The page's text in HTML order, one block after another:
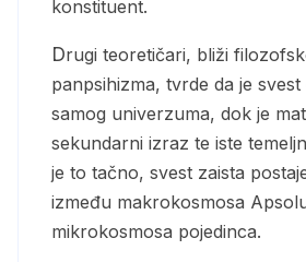
konstituent.
Drugi teoretičari, bliži filozofskoj poziciji
panpsihizma, tvrde da je
samog univerzuma, dok je
sekundarni izraz te iste
je to tačno, svest zaista
između makrokosmosa
mikrokosmosa pojedinca.